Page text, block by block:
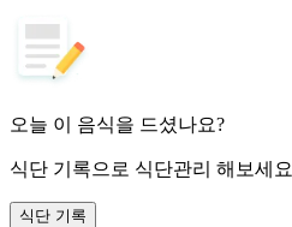
오늘 이 음식을 드셨나요?
식단 기록으로 식단관리 해보세요
식단 기록